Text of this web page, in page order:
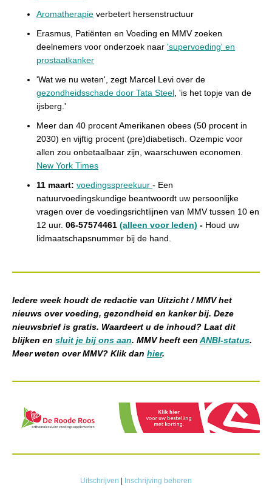
Aromatherapie verbetert hersenstructuur
Erasmus, Patiënten en Voeding en MMV zoeken
deelnemers voor onderzoek naar 'supervoeding' en
prostaatkanker
'Wat we nu weten', zegt Marcel Levi over de
gezondheidsschade door Tata Steel , 'is het topje van de
ijsberg.'
Meer dan 40 procent Amerikanen obees (50 procent in
2030) en vijftig procent (pre)diabetisch. Ozempic voor
allen zou onbetaalbaar zijn, waarschuwen economen.
New York Times
11 maart: voedingsspreekuur - Een
natuurvoedingskundige beantwoordt uw persoonlijke
vragen over de voedingsrichtlijnen van MMV tussen 10 en
12 uur. 06-57574461 (alleen voor leden) - Houd uw
lidmaatschapsnummer bij de hand.
Iedere week houdt de redactie van Uitzicht / MMV het
nieuws over voeding, gezondheid en kanker bij. Deze
nieuwsbrief is gratis. Waardeert u de inhoud? Laat dit
blijken en sluit je bij ons aan. MMV heeft een ANBI-status.
Meer weten over MMV? Klik dan hier.
Uitschrijven Inschrijving beheren